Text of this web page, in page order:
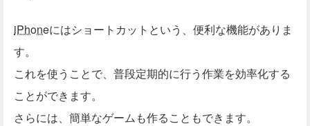
iPhoneにはショートカットという、便利な機能がありま
す。
これを使うことで、普段定期的に行う作業を効率化する
ことができます。
さらには、簡単なゲームも作ることもできます。